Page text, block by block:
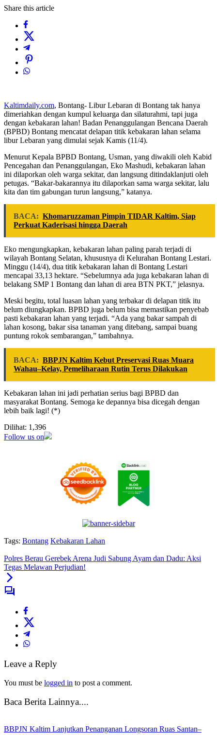
Share this article
Kaltimdaily.com, Bontang- Libur Lebaran di Bontang tak hanya
dimeriahkan dengan kumpul keluarga dan silaturahmi, tapi juga
dengan kebakaran lahan! Badan Penanggulangan Bencana Daerah
(BPBD) Bontang mencatat delapan titik kebakaran lahan selama
libur Lebaran yang dimulai sejak Kamis (11/4).
Menurut Kepala BPBD Bontang, Usman, yang diwakili oleh Kabid
Pencegahan dan Penanggulangan, Eko Mashudi, kebakaran lahan
ini dilaporkan oleh warga sekitar, dan langsung ditindaklanjuti oleh
petugas. “Bakar-bakarannya itu dilaporkan sama warga sekitar, lalu
kita dan tim gabungan turun langsung,” katanya.
BACA: Khomaruzzaman Pimpin TIDAR Kaltim, Siap
Perkuat Kaderisasi hingga Daerah
Eko mengungkapkan, kebakaran lahan paling parah terjadi di
wilayah Bontang Selatan, khususnya di Kelurahan Bontang Lestari.
Minggu (14/4), dua titik kebakaran lahan di Bontang Lestari
mencapai 33,13 hektare. “Sebelumnya ada juga kebakaran lahan di
belakang SMP 1 Bontang dan lahan di area BTN PKT,” jelasnya.
Meski begitu, total luasan lahan yang terbakar di delapan titik itu
belum diungkapkan. BPBD juga belum bisa memastikan penyebab
pasti kebakaran lahan yang terjadi. “Ada yang bakar sampah di
lahan kosong, bakar sisa tanaman yang ditebang, sampai buang
puntung rokok sembarangan,” tambahnya.
BACA: BBPJN Kaltim Kebut Preservasi Ruas Muara
Wahau–Kelay, Pemeliharaan Rutin Terus Dilakukan
Kebakaran lahan ini jadi perhatian serius bagi BPBD dan
masyarakat Bontang. Semoga ke depannya bisa dicegah dengan
lebih baik lagi! (*)
Dilihat: 1,396
Follow us on
Tags: Bontang Kebakaran Lahan
Polres Berau Gerebek Arena Judi Sabung Ayam dan Dadu: Aksi
Tegas Melawan Perjudian!
Leave a Reply
You must be logged in to post a comment.
Baca Berita Lainnya....
BBPJN Kaltim Lanjutkan Penanganan Longsoran Ruas Santan–